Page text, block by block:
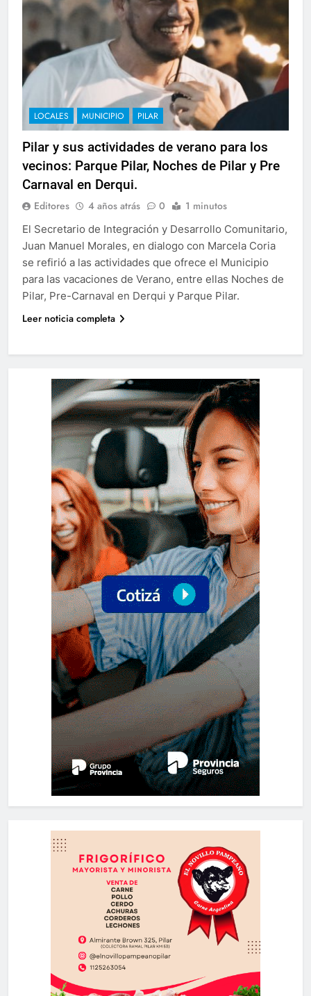
LOCALES MUNICIPIO PILAR
Pilar y sus actividades de verano para los
vecinos: Parque Pilar, Noches de Pilar y Pre
Carnaval en Derqui.
Editores 4 años atrás 0 1 minutos
El Secretario de Integración y Desarrollo Comunitario,
Juan Manuel Morales, en dialogo con Marcela Coria
se refirió a las actividades que ofrece el Municipio
para las vacaciones de Verano, entre ellas Noches de
Pilar, Pre-Carnaval en Derqui y Parque Pilar.
Leer noticia completa